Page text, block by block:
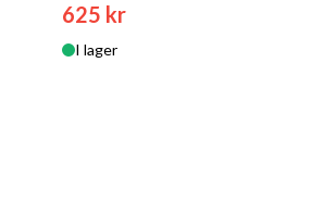
625 kr
I lager